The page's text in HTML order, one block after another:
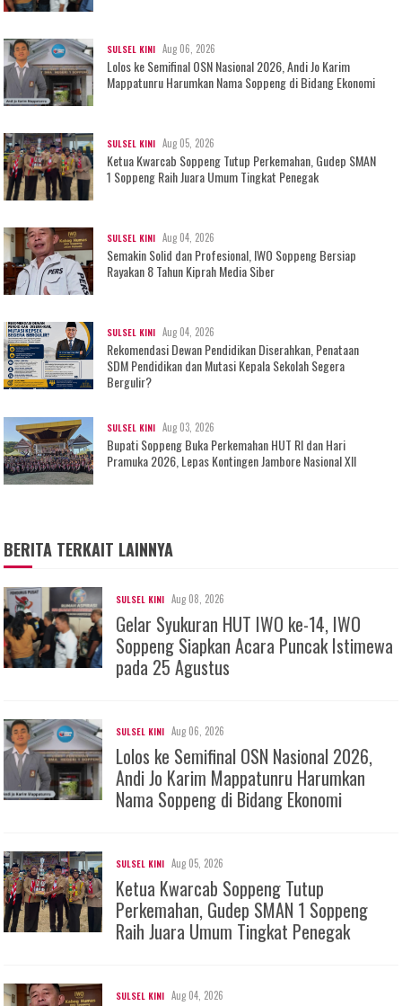
SULSEL KINI Aug 06, 2026
Lolos ke Semifinal OSN Nasional 2026, Andi Jo Karim
Mappatunru Harumkan Nama Soppeng di Bidang Ekonomi
SULSEL KINI Aug 05, 2026
Ketua Kwarcab Soppeng Tutup Perkemahan, Gudep SMAN
1 Soppeng Raih Juara Umum Tingkat Penegak
SULSEL KINI Aug 04, 2026
Semakin Solid dan Profesional, IWO Soppeng Bersiap
Rayakan 8 Tahun Kiprah Media Siber
SULSEL KINI Aug 04, 2026
Rekomendasi Dewan Pendidikan Diserahkan, Penataan
SDM Pendidikan dan Mutasi Kepala Sekolah Segera
Bergulir?
SULSEL KINI Aug 03, 2026
Bupati Soppeng Buka Perkemahan HUT RI dan Hari
Pramuka 2026, Lepas Kontingen Jambore Nasional XII
BERITA TERKAIT LAINNYA
SULSEL KINI Aug 08, 2026
Gelar Syukuran HUT IWO ke-14, IWO
Soppeng Siapkan Acara Puncak Istimewa
pada 25 Agustus
SULSEL KINI Aug 06, 2026
Lolos ke Semifinal OSN Nasional 2026,
Andi Jo Karim Mappatunru Harumkan
Nama Soppeng di Bidang Ekonomi
SULSEL KINI Aug 05, 2026
Ketua Kwarcab Soppeng Tutup
Perkemahan, Gudep SMAN 1 Soppeng
Raih Juara Umum Tingkat Penegak
SULSEL KINI Aug 04, 2026